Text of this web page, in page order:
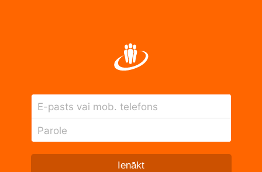
E-pasts vai mob. telefons
Parole
Ienākt